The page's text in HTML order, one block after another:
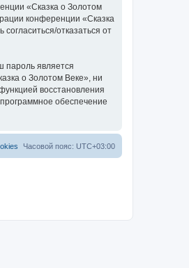
«Сказка о Золотом
конференции «Сказка
отказаться от
пароль является
о Золотом Веке», ни
восстановления
обеспечение
Часовой пояс: UTC+03:00